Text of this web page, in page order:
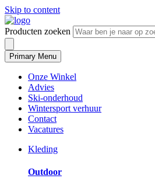
Skip to content
Producten zoeken
Primary Menu
Onze Winkel
Advies
Ski-onderhoud
Wintersport verhuur
Contact
Vacatures
Kleding
Outdoor